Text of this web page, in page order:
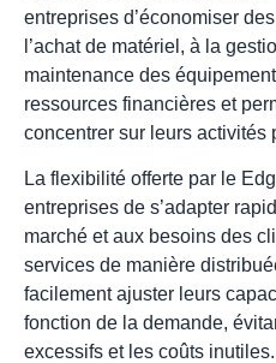
entreprises d’économiser
l’achat de matériel, à la
maintenance des
ressources financières et
concentrer sur leurs activités
La flexibilité offerte par le
entreprises de s’adapter
marché et aux besoins des
services de manière
facilement ajuster leurs
fonction de la demande,
excessifs et les coûts